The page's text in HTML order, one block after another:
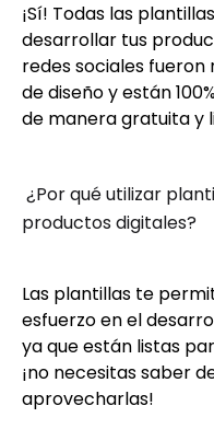
¡Sí! Todas las
desarrollar tus
redes sociales
de diseño y están
de manera gratuita y
¿Por qué utilizar
productos digitales?
Las plantillas te
esfuerzo en el
ya que están listas
¡no necesitas saber
aprovecharlas!